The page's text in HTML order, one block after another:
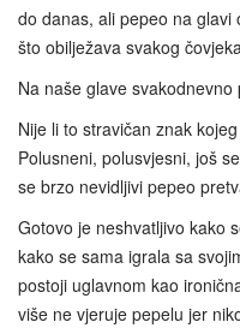
do danas, ali pepeo na glavi
što obilježava svakog
Na naše glave
Nije li to stravičan znak
Polusneni, polusvjesni, još
se brzo nevidljivi pepeo
Gotovo je neshvatljivo kako
kako se sama igrala sa
postoji uglavnom kao
više ne vjeruje pepelu jer